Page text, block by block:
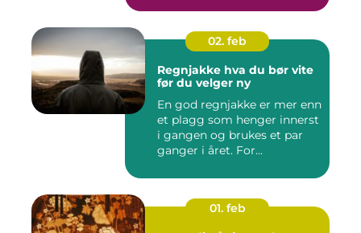
02. feb
Regnjakke hva du bør vite
før du velger ny
En god regnjakke er mer enn
et plagg som henger innerst
i gangen og brukes et par
ganger i året. For...
01. feb